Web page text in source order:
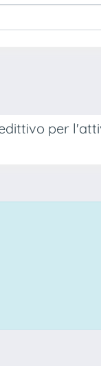
per